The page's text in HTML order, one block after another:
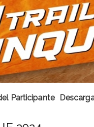
Participante